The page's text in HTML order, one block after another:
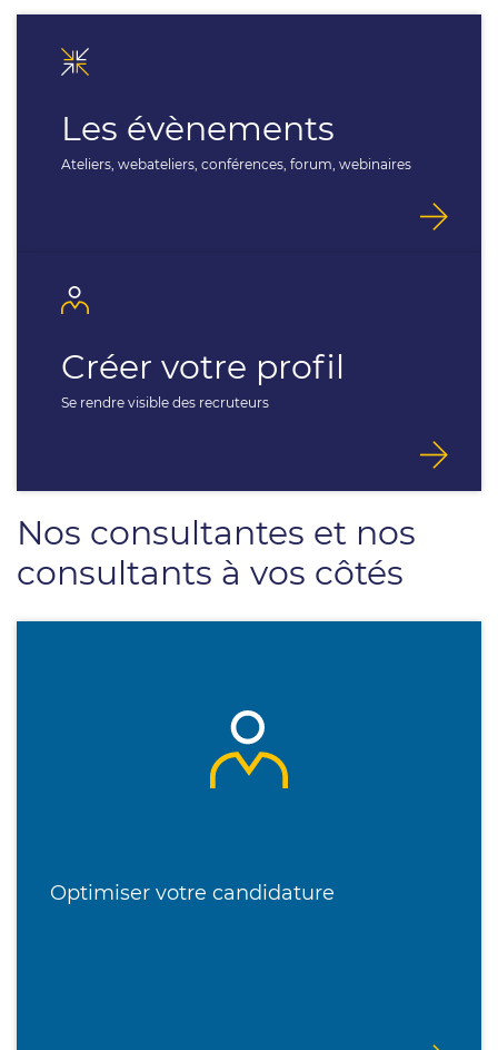
Les évènements
Ateliers, webateliers, conférences, forum, webinaires
Créer votre profil
Se rendre visible des recruteurs
Nos consultantes et nos
consultants à vos côtés
Optimiser votre candidature